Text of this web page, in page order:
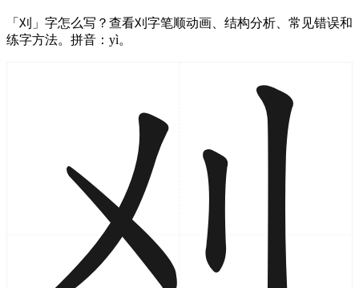
「刈」字怎么写？查看刈字笔顺动画、结构分析、常见错误和
练字方法。拼音：yì。